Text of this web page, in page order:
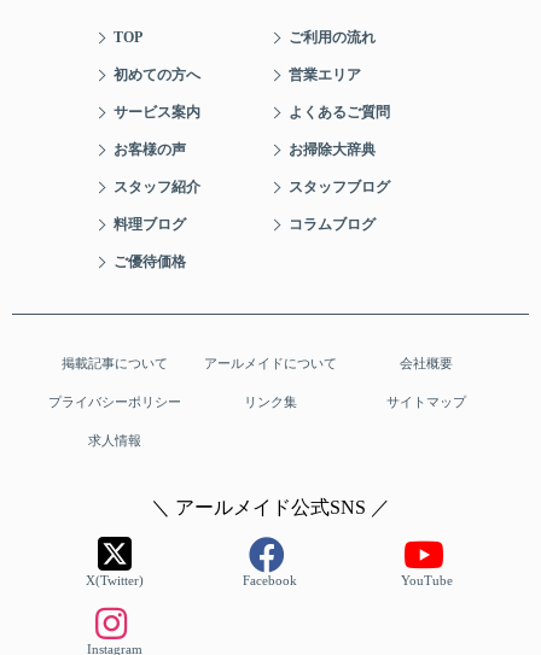
TOP ご利用の流れ
初めての方へ 営業エリア
サービス案内 よくあるご質問
お客様の声 お掃除大辞典
スタッフ紹介 スタッフブログ
料理ブログ コラムブログ
ご優待価格
掲載記事について アールメイドについて 会社概要
プライバシーポリシー リンク集 サイトマップ
求人情報
＼ アールメイド公式SNS ／
X(Twitter) Facebook YouTube
Instagram